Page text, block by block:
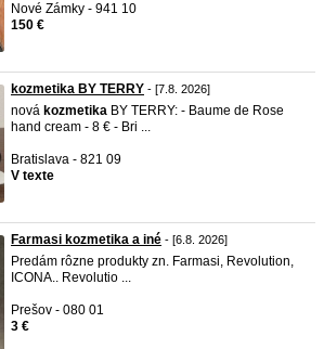
Nové Zámky - 941 10
150 €
kozmetika BY TERRY - [7.8. 2026]
nová kozmetika BY TERRY: - Baume de Rose
hand cream - 8 € - Bri ...
Bratislava - 821 09
V texte
Farmasi kozmetika a iné - [6.8. 2026]
Predám rôzne produkty zn. Farmasi, Revolution,
ICONA.. Revolutio ...
Prešov - 080 01
3 €